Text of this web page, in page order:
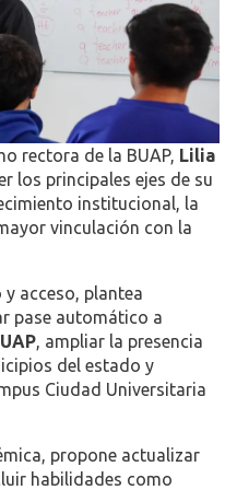
rectora de la BUAP, Lilia
los principales ejes de su
institucional, la
vinculación con la
acceso, plantea
pase automático a
, ampliar la presencia
del estado y
Ciudad Universitaria
propone actualizar
habilidades como